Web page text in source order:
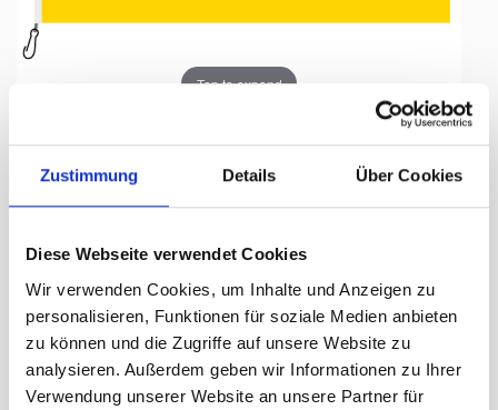
Zustimmung Details Über Cookies
Diese Webseite verwendet Cookies
Wir verwenden Cookies, um Inhalte und Anzeigen zu
personalisieren, Funktionen für soziale Medien anbieten
zu können und die Zugriffe auf unsere Website zu
analysieren. Außerdem geben wir Informationen zu Ihrer
Verwendung unserer Website an unsere Partner für
Tap to expand
Ukraine, 200 x 300 cm
Lieferzeit Tage:ca. 5-7 Arbeitstage
318.00 CHF